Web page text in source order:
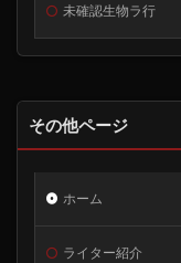
未確認生物ラ行
その他ページ
ホーム
ライター紹介